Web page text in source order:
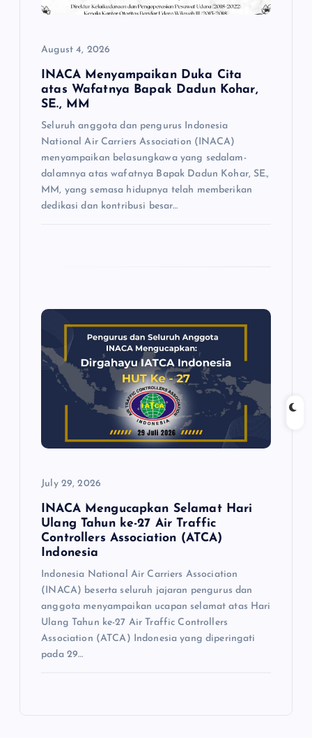
August 4, 2026
INACA Menyampaikan Duka Cita
atas Wafatnya Bapak Dadun Kohar,
SE., MM
Seluruh anggota dan pengurus Indonesia
National Air Carriers Association (INACA)
menyampaikan belasungkawa yang sedalam-
dalamnya atas wafatnya Bapak Dadun Kohar, SE.,
MM, yang semasa hidupnya telah memberikan
dedikasi dan kontribusi besar…
July 29, 2026
INACA Mengucapkan Selamat Hari
Ulang Tahun ke-27 Air Traffic
Controllers Association (ATCA)
Indonesia
Indonesia National Air Carriers Association
(INACA) beserta seluruh jajaran pengurus dan
anggota menyampaikan ucapan selamat atas Hari
Ulang Tahun ke-27 Air Traffic Controllers
Association (ATCA) Indonesia yang diperingati
pada 29…